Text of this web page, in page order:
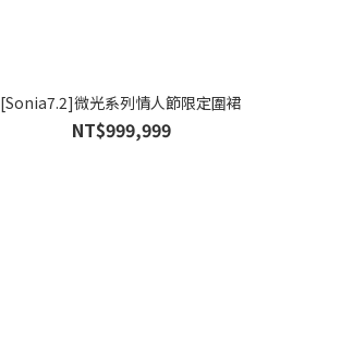
[Sonia7.2]微光系列情人節限定圍裙
NT$999,999